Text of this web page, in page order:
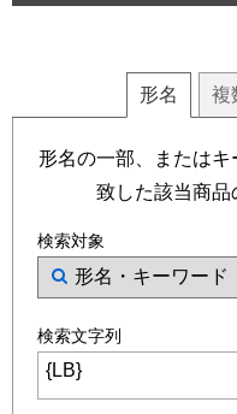
形名 複
形名の一部、または
致した該当商品
検索対象
検索文字列